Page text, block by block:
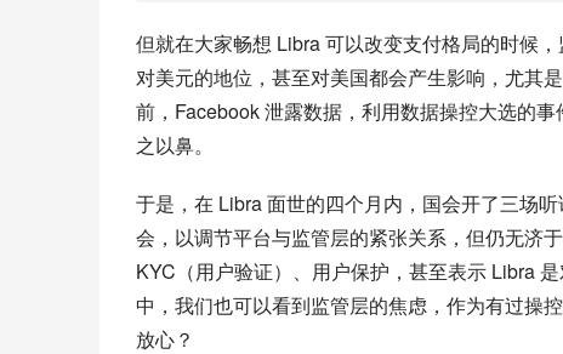
但就在大家畅想 Libra 可以改变支付格局的时候
对美元的地位，甚至对美国都会产生影响，尤其
前，Facebook 泄露数据，利用数据操控大选的
之以鼻。
于是，在 Libra 面世的四个月内，国会开了三场
会，以调节平台与监管层的紧张关系，但仍无济
KYC（用户验证）、用户保护，甚至表示 Libra
中，我们也可以看到监管层的焦虑，作为有过操
放心？